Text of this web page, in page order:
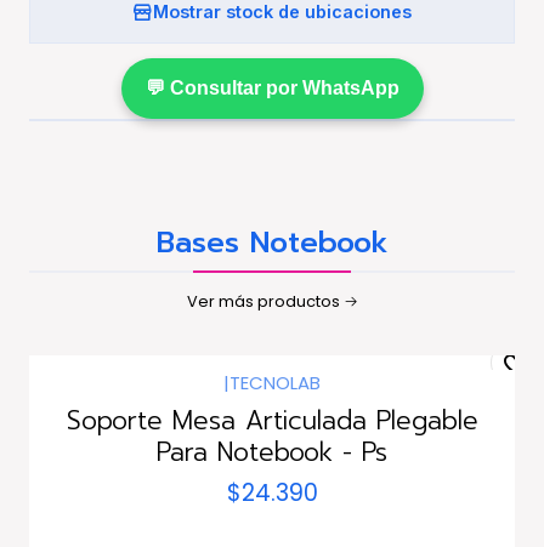
Mostrar stock de ubicaciones
💬 Consultar por WhatsApp
Bases Notebook
Ver más productos
|TECNOLAB
Soporte Mesa Articulada Plegable
Para Notebook - Ps
$24.390